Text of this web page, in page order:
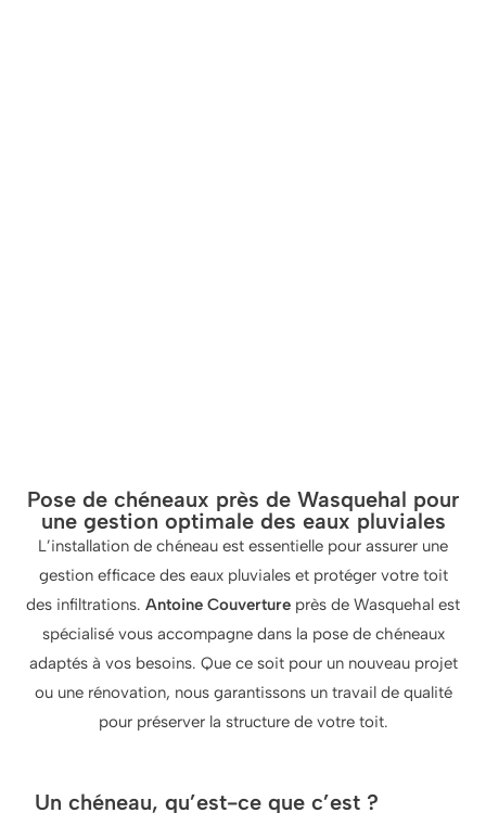
Pose de chéneaux près de Wasquehal pour
une gestion optimale des eaux pluviales
L’installation de chéneau est essentielle pour assurer une
gestion efficace des eaux pluviales et protéger votre toit
des infiltrations. Antoine Couverture près de Wasquehal est
spécialisé vous accompagne dans la pose de chéneaux
adaptés à vos besoins. Que ce soit pour un nouveau projet
ou une rénovation, nous garantissons un travail de qualité
pour préserver la structure de votre toit.
Un chéneau, qu’est-ce que c’est ?